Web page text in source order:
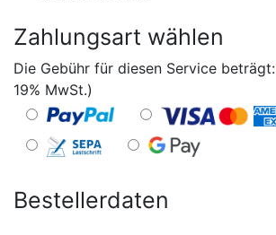
Zahlungsart wählen
Die Gebühr für diesen Service beträgt:
19% MwSt.)
Bestellerdaten